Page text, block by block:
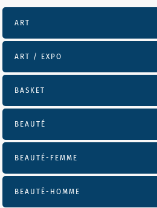
ART
ART / EXPO
BASKET
BEAUTÉ
BEAUTÉ-FEMME
BEAUTÉ-HOMME